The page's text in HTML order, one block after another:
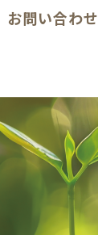
お問い合わせ